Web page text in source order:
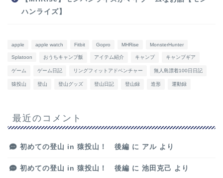
ハンライズ】
apple apple watch Fitbit Gopro MHRise MonsterHunter
Splatoon おうちキャンプ飯 アイテム紹介 キャンプ キャンプギア
ゲーム ゲーム日記 リングフィットアドベンチャー 無人島漂着100日日記
猿投山 登山 登山グッズ 登山日記 登山録 造形 運動録
最近のコメント
初めての登山 in 猿投山！ 後編 に アル より
初めての登山 in 猿投山！ 後編 に 池田克己 より